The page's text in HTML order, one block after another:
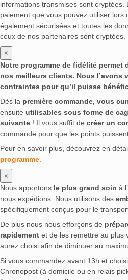
informations transmises sont
paiement que vous pouvez utiliser lors
également sécurisées et toutes les
ceux de nos partenaires sont cryptées.
×
Notre programme de fidélité permet
nos meilleurs clients. Nous l’avons
contraintes pour qu’il puisse
Dès la première commande, vous
ensuite utilisables sous forme de
suivante ! Il vous suffit de créer un
commande pour que les points
Pour en savoir plus, découvrez en
programme.
×
Nous apportons le plus grand soin à
nous expédions. Nous utilisons des
spécifiquement conçus pour le
De plus nous nous efforçons de
rapidement et de les remettre au plus
aurez choisi afin de diminuer au
Si vous commandez avant 13h et
Chronopost (à domicile ou en relais